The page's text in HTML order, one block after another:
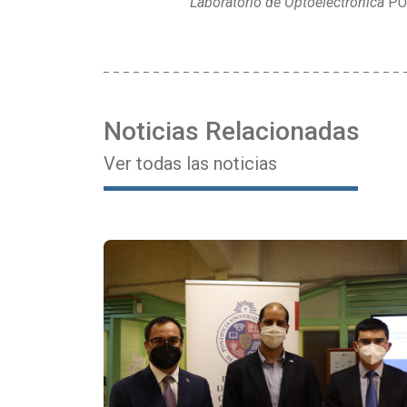
Noticias Relacionadas
Ver todas las noticias